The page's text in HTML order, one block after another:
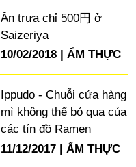
Ăn trưa chỉ 500円 ở
Saizeriya
10/02/2018
ẨM THỰC
Ippudo - Chuỗi cửa hàng
mì không thể bỏ qua của
các tín đồ Ramen
11/12/2017
ẨM THỰC